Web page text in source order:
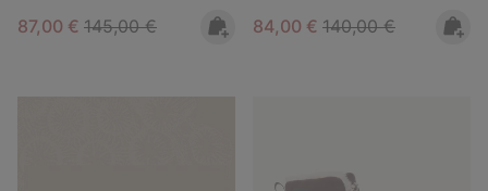
Sale price:
87,00 € Regular price:
145,00 € Sale price:
84,00 € Regular price:
140,00 €